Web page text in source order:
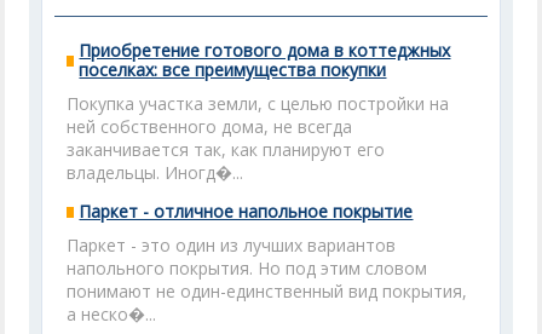
Приобретение готового дома в коттеджных
поселках: все преимущества покупки
Покупка участка земли, с целью постройки на
ней собственного дома, не всегда
заканчивается так, как планируют его
владельцы. Иногд�...
Паркет - отличное напольное покрытие
Паркет - это один из лучших вариантов
напольного покрытия. Но под этим словом
понимают не один-единственный вид покрытия,
а неско�...